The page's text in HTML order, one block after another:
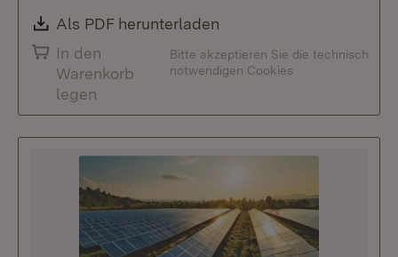
Download:
Als PDF herunterladen
In den
Warenkorb
legen
Bitte akzeptieren Sie die technisch
notwendigen Cookies